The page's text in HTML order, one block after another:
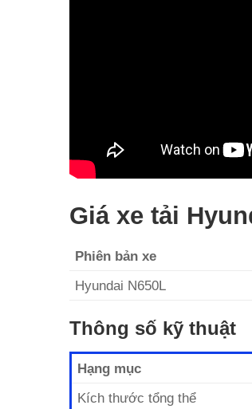
Giá xe tải
Phiên bản xe
Hyundai N650L
Thông số kỹ thuật
Hạng mục
Kích thước tổng thể